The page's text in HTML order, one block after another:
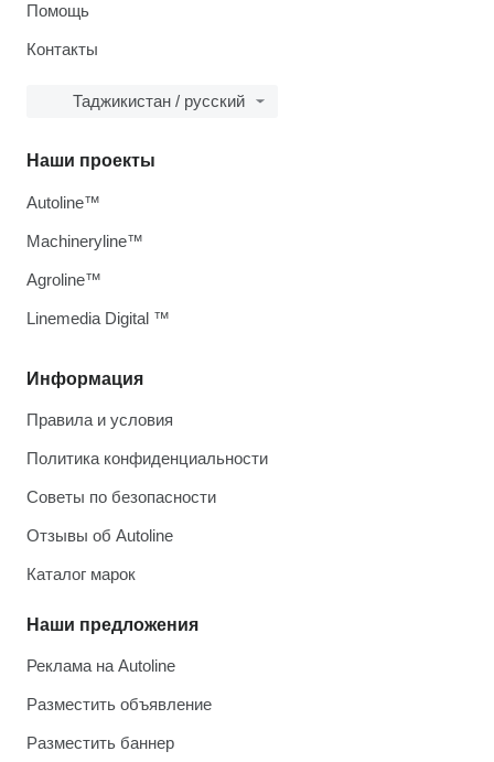
Помощь
Контакты
Таджикистан / русский
Информация
Правила и условия
Политика конфиденциальности
Советы по безопасности
Отзывы об Autoline
Каталог марок
Наши предложения
Реклама на Autoline
Разместить объявление
Разместить баннер
Наши проекты
Autoline™
Machineryline™
Agroline™
Linemedia Digital ™